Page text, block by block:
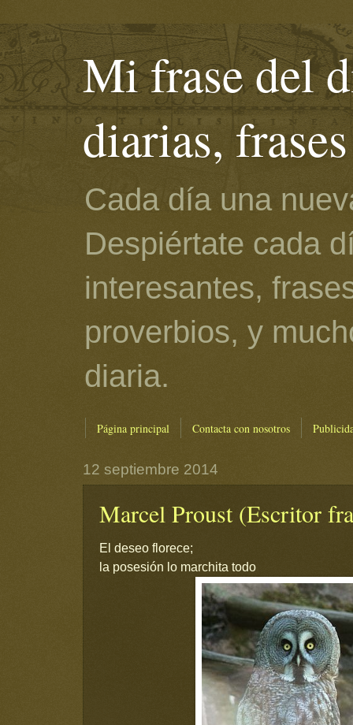
Mi frase del
diarias,
Cada día una
Despiértate cada
interesantes,
proverbios, y
diaria.
Página principal Contacta con nosotros
12 septiembre 2014
Marcel Proust (Escritor
El deseo florece;
la posesión lo marchita todo